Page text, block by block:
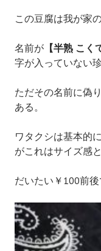
この豆腐は我が家
名前が 【半熟 こく
字が入っていない
ただその名前に偽
ある。
ワタクシは基本的
がこれはサイズ感
だいたい￥100前後